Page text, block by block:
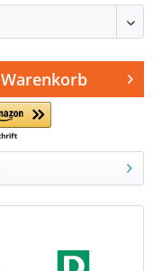
Warenkorb